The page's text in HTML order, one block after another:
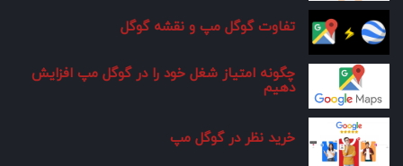
تفاوت گوگل مپ و نقشه گوگل
چگونه امتیاز شغل خود را در گوگل مپ افزایش
دهیم
خرید نظر در گوگل مپ